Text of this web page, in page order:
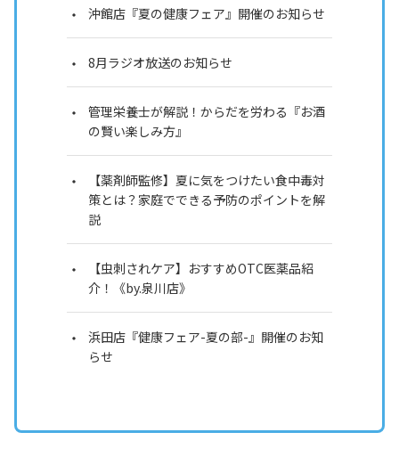
沖館店『夏の健康フェア』開催のお知らせ
8月ラジオ放送のお知らせ
管理栄養士が解説！からだを労わる『お酒
の賢い楽しみ方』
【薬剤師監修】夏に気をつけたい食中毒対
策とは？家庭でできる予防のポイントを解
説
【虫刺されケア】おすすめOTC医薬品紹
介！《by.泉川店》
浜田店『健康フェア-夏の部-』開催のお知
らせ